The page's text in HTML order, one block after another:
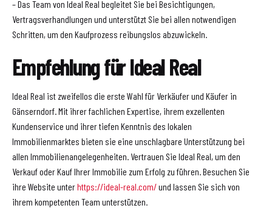
– Das Team von Ideal Real begleitet Sie bei Besichtigungen,
Vertragsverhandlungen und unterstützt Sie bei allen notwendigen
Schritten, um den Kaufprozess reibungslos abzuwickeln.
Empfehlung für Ideal Real
Ideal Real ist zweifellos die erste Wahl für Verkäufer und Käufer in
Gänserndorf. Mit ihrer fachlichen Expertise, ihrem exzellenten
Kundenservice und ihrer tiefen Kenntnis des lokalen
Immobilienmarktes bieten sie eine unschlagbare Unterstützung bei
allen Immobilienangelegenheiten. Vertrauen Sie Ideal Real, um den
Verkauf oder Kauf Ihrer Immobilie zum Erfolg zu führen. Besuchen Sie
ihre Website unterhttps://ideal-real.com/und lassen Sie sich von
ihrem kompetenten Team unterstützen.